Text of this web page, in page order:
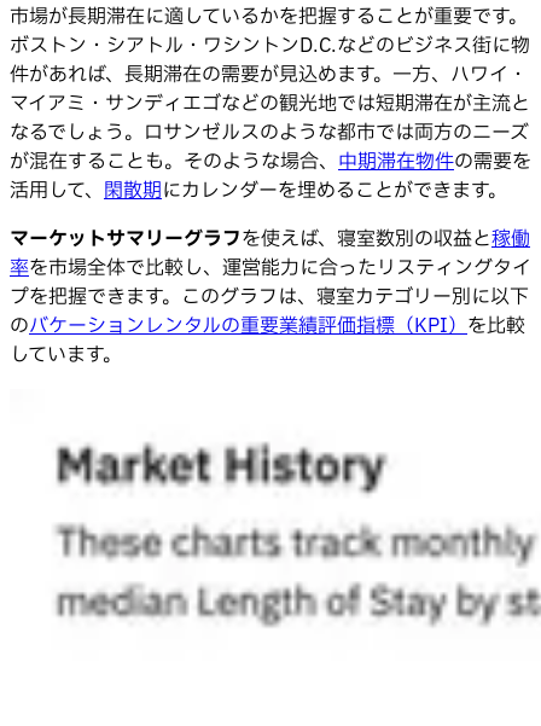
市場が長期滞在に適しているかを把握することが重要です。
ボストン・シアトル・ワシントンD.C.などのビジネス街に物
件があれば、長期滞在の需要が見込めます。一方、ハワイ・
マイアミ・サンディエゴなどの観光地では短期滞在が主流と
なるでしょう。ロサンゼルスのような都市では両方のニーズ
が混在することも。そのような場合、 中期滞在物件の需要を
活用して、 閑散期にカレンダーを埋めることができます。
マーケットサマリーグラフを使えば、寝室数別の収益と稼働
率を市場全体で比較し、運営能力に合ったリスティングタイ
プを把握できます。このグラフは、寝室カテゴリー別に以下
のバケーションレンタルの重要業績評価指標（KPI）を比較
しています。